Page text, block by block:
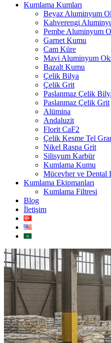
Kumlama Kumları
Beyaz Aluminyum
Kahverengi
Pembe Aluminyum
Garnet Kumu
Cam Küre
Mavi Aluminyum
Bazalt Kumu
Çelik Bilya
Çelik Grit
Paslanmaz Çelik
Paslanmaz Çelik Grit
Alümina
Andaluzit
Florit CaF2
Çelik Kesme Tel
Nikel Raspa Grit
Silisyum Karbür
Kumlama Kumu
Mücevher ve Dental
Kumlama Ekipmanları
Kumlama Filtresi
Blog
İletişim